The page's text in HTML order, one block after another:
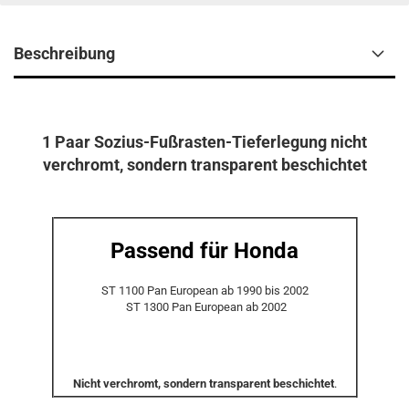
Beschreibung
1 Paar Sozius-Fußrasten-Tieferlegung nicht
verchromt, sondern transparent beschichtet
Passend für Honda
ST 1100 Pan European ab 1990 bis 2002
ST 1300 Pan European ab 2002
Nicht verchromt, sondern transparent beschichtet.